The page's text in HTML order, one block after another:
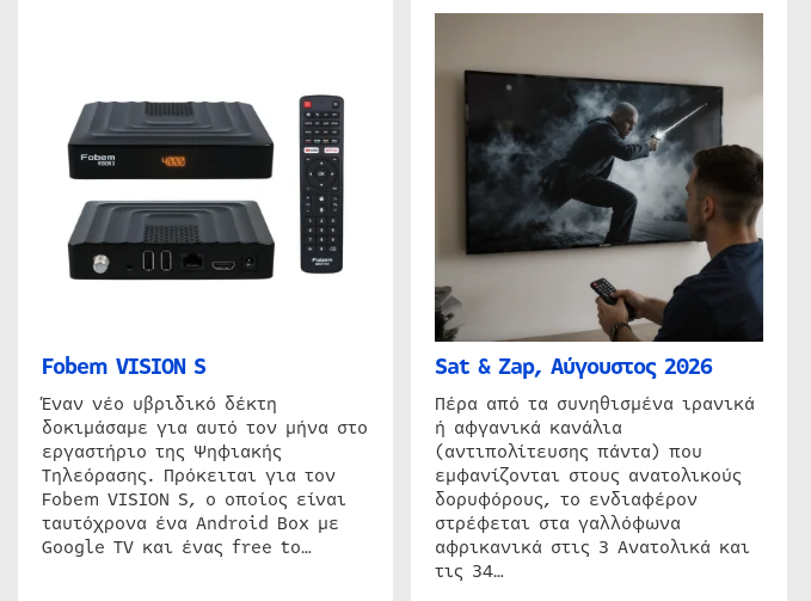
Fobem VISION S
Έναν νέο υβριδικό δέκτη
δοκιμάσαμε για αυτό τον μήνα στο
εργαστήριο της Ψηφιακής
Τηλεόρασης. Πρόκειται για τον
Fobem VISION S, ο οποίος είναι
ταυτόχρονα ένα Android Box με
Google TV και ένας free to…
Sat & Zap, Αύγουστος 2026
Πέρα από τα συνηθισμένα ιρανικά
ή αφγανικά κανάλια
(αντιπολίτευσης πάντα) που
εμφανίζονται στους ανατολικούς
δορυφόρους, το ενδιαφέρον
στρέφεται στα γαλλόφωνα
αφρικανικά στις 3 Ανατολικά και
τις 34…